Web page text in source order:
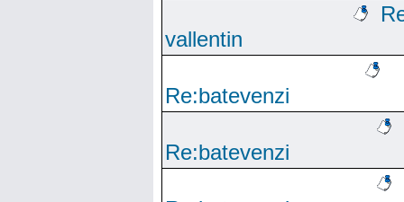
vallentin
Re:batevenzi
Re:batevenzi